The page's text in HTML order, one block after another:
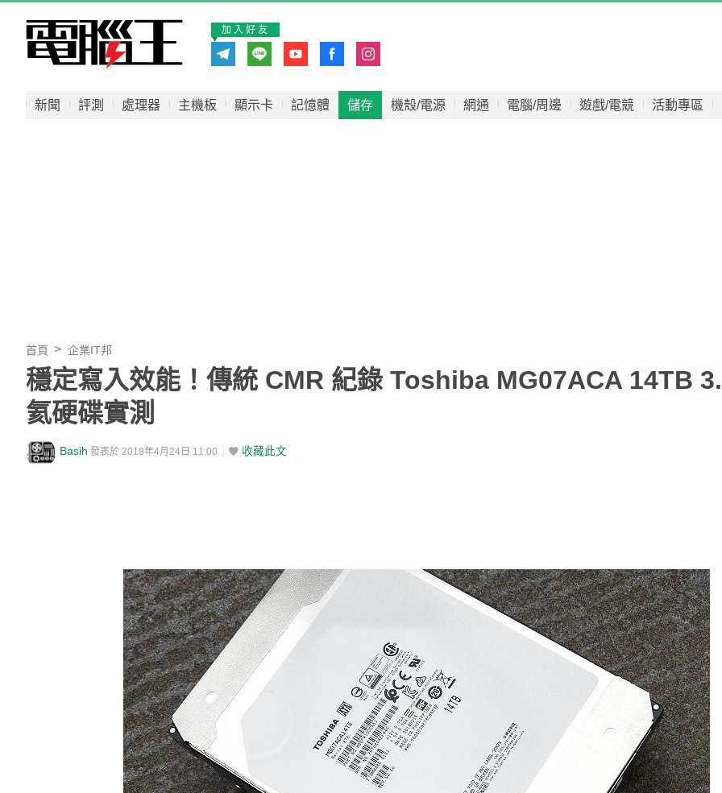
加入好友
新聞 評測 處理器 主機板 顯示卡 記憶體 儲存 機殼/電源 網通 電腦/周邊 遊戲/電競 活動專區
首頁 企業IT邦
穩定寫入效能！傳統 CMR 紀錄 Toshiba MG07ACA 14TB
氦硬碟實測
Basih 發表於 2018年4月24日 11:00 收藏此文